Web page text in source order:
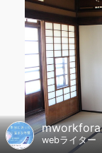
mworkfora
webライター